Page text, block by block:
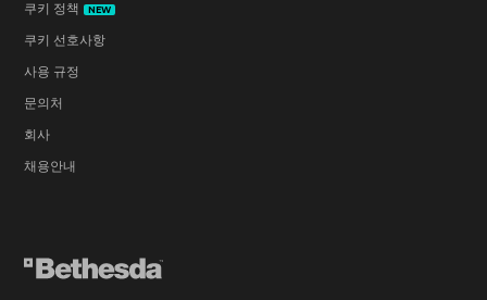
쿠키 정책
NEW
쿠키 선호사항
사용 규정
문의처
회사
채용안내